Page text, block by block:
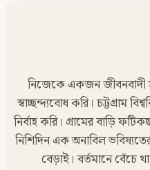
নিজেকে একজন জীবনবাদী
স্বাচ্ছন্দ্যবোধ করি। চট্টগ্রাম
নির্বাহ করি। গ্রামের বাড়ি
নিশিদিন এক অনাবিল
বেড়াই। বর্তমানে বেঁচে